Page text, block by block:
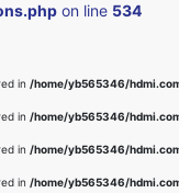
on line 534
in /home/yb565346/
in /home/yb565346/
in /home/yb565346/
in /home/yb565346/